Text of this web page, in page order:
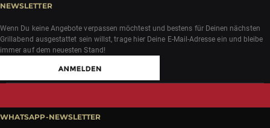
NEWSLETTER
Wenn Du keine Angebote verpassen möchtest und bestens für Deinen nächsten
Grillabend ausgestattet sein willst, trage hier Deine E-Mail-Adresse ein und bleibe
immer auf dem neuesten Stand!
WHATSAPP-NEWSLETTER